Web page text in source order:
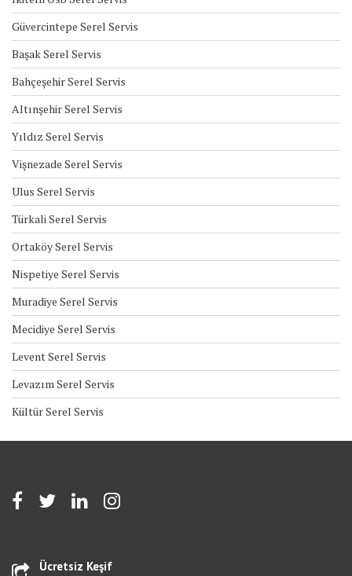
Güvercintepe Serel Servis
Başak Serel Servis
Bahçeşehir Serel Servis
Altınşehir Serel Servis
Yıldız Serel Servis
Vişnezade Serel Servis
Ulus Serel Servis
Türkali Serel Servis
Ortaköy Serel Servis
Nispetiye Serel Servis
Muradiye Serel Servis
Mecidiye Serel Servis
Levent Serel Servis
Levazım Serel Servis
Kültür Serel Servis
Ücretsiz Keşif